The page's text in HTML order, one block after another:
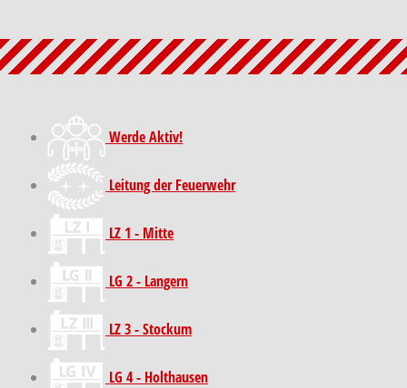
Werde Aktiv!
Leitung der Feuerwehr
LZ 1 - Mitte
LG 2 - Langern
LZ 3 - Stockum
LG 4 - Holthausen